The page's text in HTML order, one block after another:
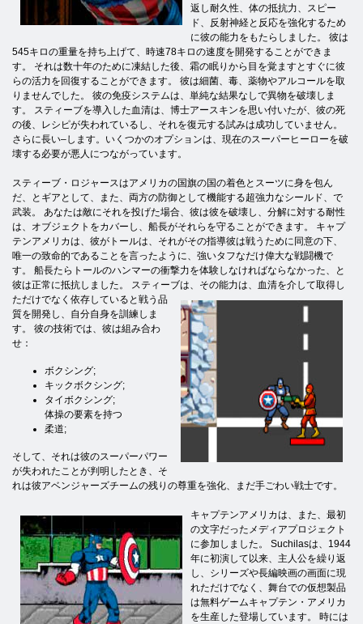
返し耐久性、体の抵抗力、スピー
ド、反射神経と反応を強化するため
に彼の能力をもたらしました。 彼は
545キロの重量を持ち上げて、時速78キロの速度を開発することができま
す。 それは数十年のために凍結した後、霜の眠りから目を覚ますとすぐに彼
らの活力を回復することができます。 彼は細菌、毒、薬物やアルコールを取
りませんでした。 彼の免疫システムは、単純な結果なしで異物を破壊しま
す。 スティーブを導入した血清は、博士アースキンを思い付いたが、彼の死
の後、レシピが失われているし、それを復元する試みは成功していません。
さらに長い–します。いくつかのオプションは、現在のスーパーヒーローを破
壊する必要が悪人につながっています。
スティーブ・ロジャースはアメリカの国旗の国の着色とスーツに身を包ん
だ、とギアとして、また、両方の防御として機能する超強力なシールド、で
武装。 あなたは敵にそれを投げた場合、彼は彼を破壊し、分解に対する耐性
は、オブジェクトをカバーし、船長がそれらを守ることができます。 キャプ
テンアメリカは、彼がトールは、それがその指導彼は戦うために同意の下、
唯一の致命的であることを言ったように、強いタフなだけ偉大な戦闘機で
す。 船長たらトールのハンマーの衝撃力を体験しなければならなかった、と
彼は正常に抵抗しました。 スティーブは、その能力は、血清を介して取得し
ただけでなく依存していると戦う 品
質を開発し、自分自身を訓練しま
す。 彼の技術では、彼は組み合わ
せ：
ボクシング​​;
キックボクシング​​;
タイボクシング​​;
体操の要素を持つ
柔道;
そして、それは彼のスーパーパワー
が失われたことが判明したとき、そ
れは彼アベンジャーズチームの残りの尊重を強化、まだ手ごわい戦士です。
キャプテンアメリカは、また、最初
の文字だったメディアプロジェクト
に参加しました。 Suchilasは、1944
年に初演して以来、主人公を繰り返
し、シリーズや長編映画の画面に現
れただけでなく、舞台での仮想製品
は無料ゲームキャプテン・アメリカ
を生産した登場しています。 時には